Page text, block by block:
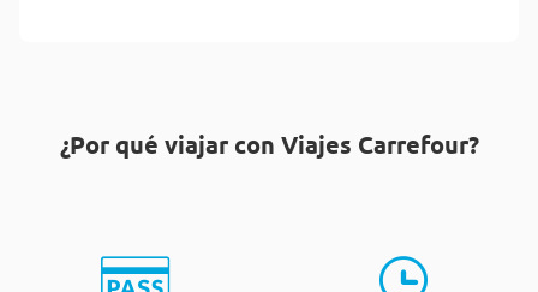
¿Por qué viajar con Viajes Carrefour?